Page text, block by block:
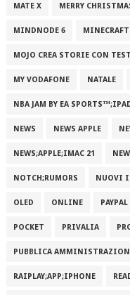
MATE X MERRY
MINDNODE 6 MINECRAFT
MOJO CREA STORIE CON
MY VODAFONE NATALE
NBA JAM BY EA
NEWS NEWS APPLE
NEWS;APPLE;IMAC 21
NOTCH;RUMORS NUOVI
OLED ONLINE PAYPAL
POCKET PRIVALIA
PUBBLICA
RAIPLAY;APP;IPHONE